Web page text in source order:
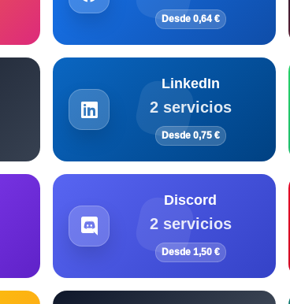
Desde 0,64 €
LinkedIn
2 servicios
Desde 0,75 €
Discord
2 servicios
Desde 1,50 €